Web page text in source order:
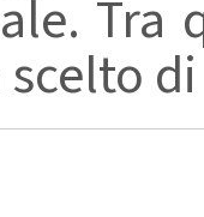
Tra
scelto